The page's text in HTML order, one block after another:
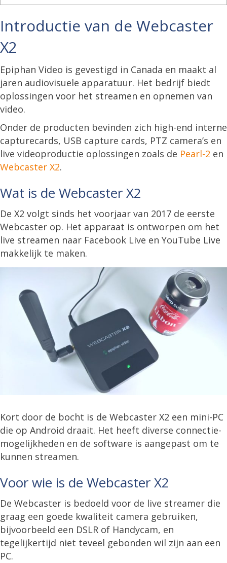
Introductie van de Webcaster
X2
Epiphan Video is gevestigd in Canada en maakt al
jaren audiovisuele apparatuur. Het bedrijf biedt
oplossingen voor het streamen en opnemen van
video.
Onder de producten bevinden zich high-end interne
capturecards, USB capture cards, PTZ camera’s en
live videoproductie oplossingen zoals de Pearl-2 en
Webcaster X2.
Wat is de Webcaster X2
De X2 volgt sinds het voorjaar van 2017 de eerste
Webcaster op. Het apparaat is ontworpen om het
live streamen naar Facebook Live en YouTube Live
makkelijk te maken.
Kort door de bocht is de Webcaster X2 een mini-PC
die op Android draait. Het heeft diverse connectie-
mogelijkheden en de software is aangepast om te
kunnen streamen.
Voor wie is de Webcaster X2
De Webcaster is bedoeld voor de live streamer die
graag een goede kwaliteit camera gebruiken,
bijvoorbeeld een DSLR of Handycam, en
tegelijkertijd niet teveel gebonden wil zijn aan een
PC.